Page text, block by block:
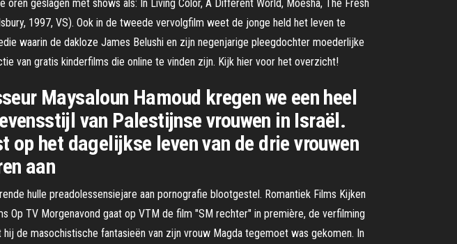
geslagen met shows als: In Living Color, A Different World, Moesha, The Fresh
1997, VS). Ook in de tweede vervolgfilm weet de jonge held het leven te
waarin de dakloze James Belushi en zijn negenjarige pleegdochter moederlijke
van gratis kinderfilms die online te vinden zijn. Kijk hier voor het overzicht!
Maysaloun Hamoud kregen we een heel
van Palestijnse vrouwen in Israël.
het dagelijkse leven van de drie vrouwen
aan
hulle preadolessensiejare aan pornografie blootgestel. Romantiek Films Kijken
Op TV Morgenavond gaat op VTM de film "SM rechter" in première, de verfilming
de masochistische fantasieën van zijn vrouw Magda tegemoet was gekomen. In